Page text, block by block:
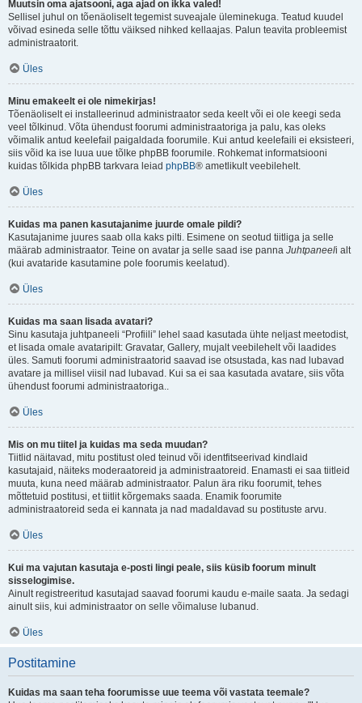
Muutsin oma ajatsooni, aga ajad on ikka valed!
Sellisel juhul on tõenäoliselt tegemist suveajale üleminekuga. Teatud kuudel
võivad esineda selle tõttu väiksed nihked kellaajas. Palun teavita probleemist
administraatorit.
Üles
Minu emakeelt ei ole nimekirjas!
Tõenäoliselt ei installeerinud administraator seda keelt või ei ole keegi seda
veel tõlkinud. Võta ühendust foorumi administraatoriga ja palu, kas oleks
võimalik antud keelefail paigaldada foorumile. Kui antud keelefaili ei eksisteeri,
siis võid ka ise luua uue tõlke phpBB foorumile. Rohkemat informatsiooni
kuidas tõlkida phpBB tarkvara leiad phpBB® ametlikult veebilehelt.
Üles
Kuidas ma panen kasutajanime juurde omale pildi?
Kasutajanime juures saab olla kaks pilti. Esimene on seotud tiitliga ja selle
määrab administraator. Teine on avatar ja selle saad ise panna Juhtpaneeli alt
(kui avataride kasutamine pole foorumis keelatud).
Üles
Kuidas ma saan lisada avatari?
Sinu kasutaja juhtpaneeli “Profiili” lehel saad kasutada ühte neljast meetodist,
et lisada omale avataripilt: Gravatar, Gallery, mujalt veebilehelt või laadides
üles. Samuti foorumi administraatorid saavad ise otsustada, kas nad lubavad
avatare ja millisel viisil nad lubavad. Kui sa ei saa kasutada avatare, siis võta
ühendust foorumi administraatoriga..
Üles
Mis on mu tiitel ja kuidas ma seda muudan?
Tiitlid näitavad, mitu postitust oled teinud või identfitseerivad kindlaid
kasutajaid, näiteks moderaatoreid ja administraatoreid. Enamasti ei saa tiitleid
muuta, kuna need määrab administraator. Palun ära riku foorumit, tehes
mõttetuid postitusi, et tiitlit kõrgemaks saada. Enamik foorumite
administraatoreid seda ei kannata ja nad madaldavad su postituste arvu.
Üles
Kui ma vajutan kasutaja e-posti lingi peale, siis küsib foorum minult
sisselogimise.
Ainult registreeritud kasutajad saavad foorumi kaudu e-maile saata. Ja sedagi
ainult siis, kui administraator on selle võimaluse lubanud.
Üles
Postitamine
Kuidas ma saan teha foorumisse uue teema või vastata teemale?